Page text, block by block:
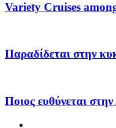
Variety Cruises
Παραδίδεται στην
Ποιος ευθύνεται